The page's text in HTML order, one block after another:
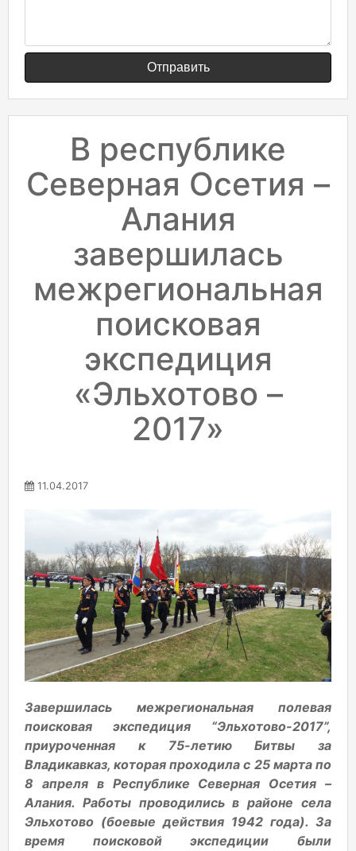
Отправить
В республике
Северная Осетия –
Алания
завершилась
межрегиональная
поисковая
экспедиция
«Эльхотово –
2017»
11.04.2017
Завершилась межрегиональная полевая
поисковая экспедиция “Эльхотово-2017”,
приуроченная к 75-летию Битвы за
Владикавказ, которая проходила с 25 марта по
8 апреля в Республике Северная Осетия –
Алания. Работы проводились в районе села
Эльхотово (боевые действия 1942 года). За
время поисковой экспедиции были